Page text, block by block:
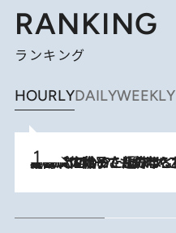
RANKING
ランキング
HOURLYDAILYWEEKLY
2026.8.5
【阿川佐和子さんの年とる力】なぜ70代で始めた趣味は“こんなに楽しい”のか？ ピアノ、俳句…スランプに陥っても続けられる“ある秘訣”とは